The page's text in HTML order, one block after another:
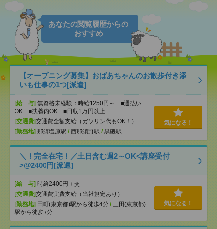
あなたの閲覧履歴からの
おすすめ
【オープニング募集】おばあちゃんのお散歩付き添
いも仕事の1つ[派遣]
[給 与] 無資格未経験：時給1250円～ ■週払い
OK ■扶養内OK ■日収1万円以上
[交通費]交通費全額支給（ガソリン代もOK！）
[勤務地] 那須塩原駅 / 西那須野駅 / 黒磯駅
気になる！
＼！完全在宅！／土日含む週2～OK<講座受付
>@2400円[派遣]
[給 与] 時給2400円＋交
[交通費]交通費実費支給（当社規定あり）
[勤務地] 田町(東京都)駅から徒歩4分 / 三田(東京都)
駅から徒歩7分
気になる！